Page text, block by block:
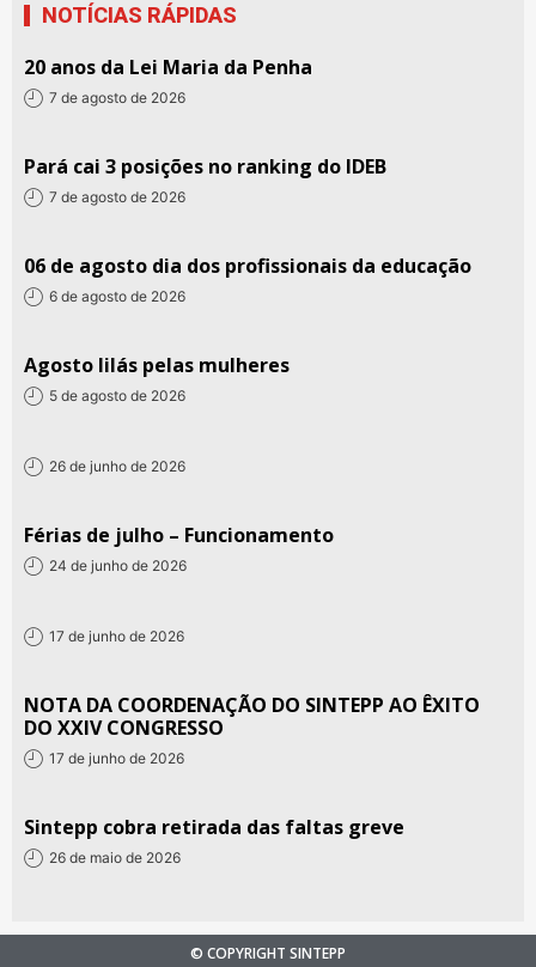
NOTÍCIAS RÁPIDAS
20 anos da Lei Maria da Penha
7 de agosto de 2026
Pará cai 3 posições no ranking do IDEB
7 de agosto de 2026
06 de agosto dia dos profissionais da educação
6 de agosto de 2026
Agosto lilás pelas mulheres
5 de agosto de 2026
26 de junho de 2026
Férias de julho – Funcionamento
24 de junho de 2026
17 de junho de 2026
NOTA DA COORDENAÇÃO DO SINTEPP AO ÊXITO
DO XXIV CONGRESSO
17 de junho de 2026
Sintepp cobra retirada das faltas greve
26 de maio de 2026
© COPYRIGHT SINTEPP